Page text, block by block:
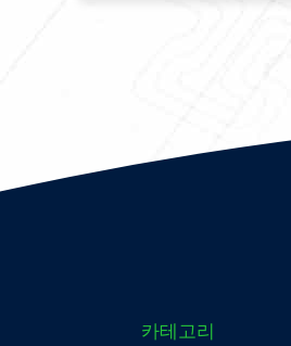
카테고리